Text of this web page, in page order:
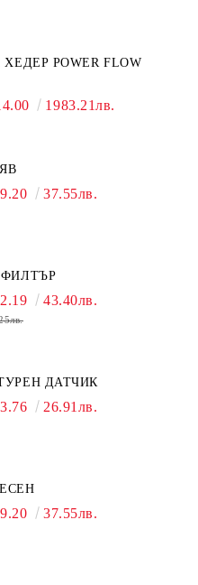
POWER FLOW
1983.21лв.
37.55лв.
43.40лв.
ДАТЧИК
26.91лв.
37.55лв.